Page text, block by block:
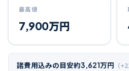
最高値
7,900万円
諸費用込みの目安約3,621万円 （+